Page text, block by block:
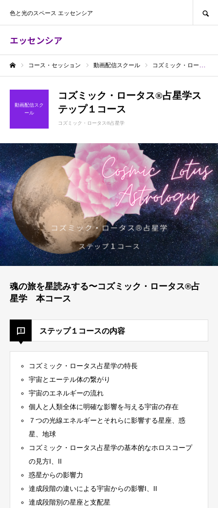
エッセンシア
色と光のスペース エッセンシア
コース・セッション 動画配信スクール コズミック・ロータス®︎占星学
動画配信スク
ール
コズミック・ロータス®︎占星学ス
テップ１コース
コズミック・ロータス®︎占星学
魂の旅を星読みする〜コズミック・ロータス®︎占
星学 本コース
ステップ１コースの内容
コズミック・ロータス占星学の特長
宇宙とエーテル体の繋がり
宇宙のエネルギーの流れ
個人と人類全体に明確な影響を与える宇宙の存在
７つの光線エネルギーとそれらに影響する星座、惑
星、地球
コズミック・ロータス占星学の基本的なホロスコープ
の見方I、II
惑星からの影響力
達成段階の違いによる宇宙からの影響I、II
達成段階別の星座と支配星